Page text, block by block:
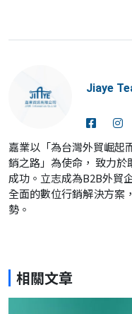
Jiaye
嘉業以「為台灣外貿崛起
銷之路」為使命， 致力
成功。立志成為B2B外貿
全面的數位行銷解決方案
勢。
相關文章